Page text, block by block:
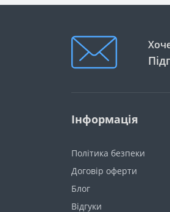
Інформація
Політика безпеки
Договір оферти
Блог
Відгуки